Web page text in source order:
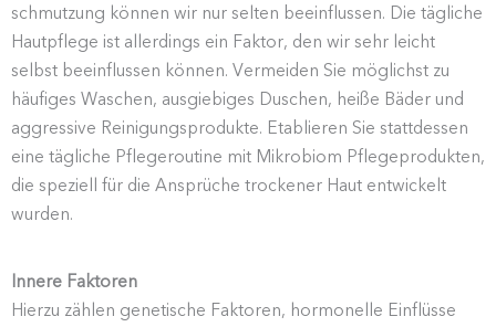
schmutzung können wir nur selten beein­flussen. Die tägliche
Hautpflege ist aller­dings ein Faktor, den wir sehr leicht
selbst beein­flussen können. Vermeiden Sie möglichst zu
häufiges Waschen, ausgie­biges Duschen, heiße Bäder und
aggressive Reini­gungs­pro­dukte. Etablieren Sie statt­dessen
eine tägliche Pflege­routine mit Mikrobiom Pflege­pro­dukten,
die speziell für die Ansprüche trockener Haut entwi­ckelt
wurden.
Innere Faktoren
Hierzu zählen genetische Faktoren, hormo­nelle Einflüsse